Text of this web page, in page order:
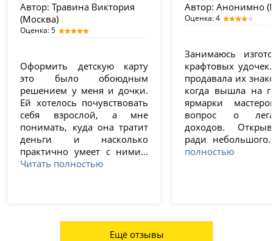
Автор: Травина Виктория
(Москва)
Оценка: 5
Оформить детскую карту
это было обоюдным
решением у меня и дочки.
Ей хотелось почувствовать
себя взрослой, а мне
понимать, куда она тратит
деньги и насколько
практично умеет с ними...
Читать полностью
Автор: Анонимно
Оценка: 4
Занимаюсь
крафтовых
продавала их
когда вышла на
ярмарки
вопрос о
доходов.
ради
полностью
Ещё отзывы